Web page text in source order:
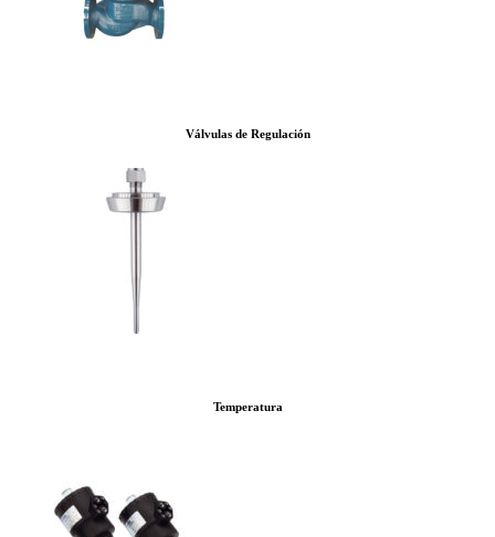
Válvulas de Regulación
Temperatura